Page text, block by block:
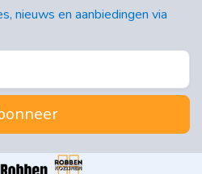
nieuws en aanbiedingen via